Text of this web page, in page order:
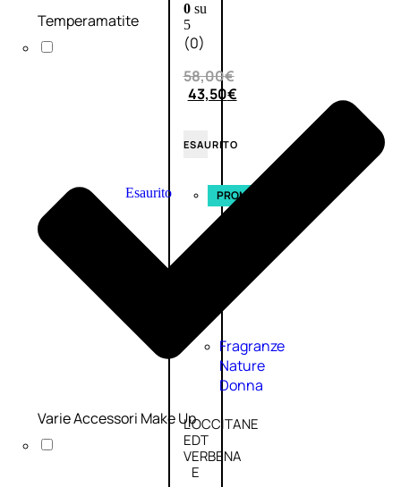
0su
5
(0)
58,00€
43,50€
ESAURITO
Esaurito PROMO
Fragranze
Nature
Donna
L’OCCITANE
EDT
VERBENA
E
Temperamatite
Varie Accessori Make Up